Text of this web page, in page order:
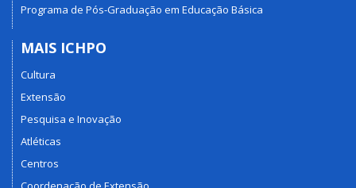
Programa de Pós-Graduação em Educação Básica
MAIS ICHPO
Cultura
Extensão
Pesquisa e Inovação
Atléticas
Centros